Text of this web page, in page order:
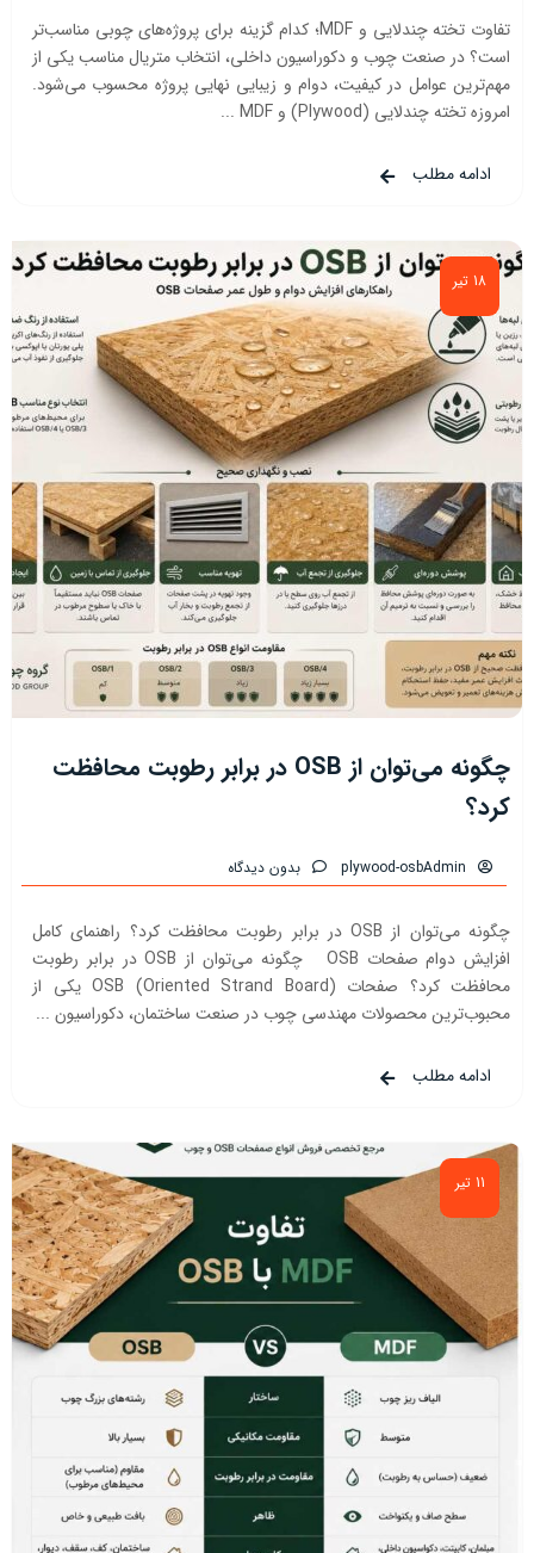
تفاوت تخته چندلایی و MDF؛ کدام گزینه برای پروژه‌های چوبی مناسب‌تر
است؟ در صنعت چوب و دکوراسیون داخلی، انتخاب متریال مناسب یکی از
مهم‌ترین عوامل در کیفیت، دوام و زیبایی نهایی پروژه محسوب می‌شود.
امروزه تخته چندلایی (Plywood) و MDF ...
ادامه مطلب
18 تیر
چگونه می‌توان از OSB در برابر رطوبت محافظت
کرد؟
plywood-osbAdmin بدون دیدگاه
چگونه می‌توان از OSB در برابر رطوبت محافظت کرد؟ راهنمای کامل
افزایش دوام صفحات OSB چگونه می‌توان از OSB در برابر رطوبت
محافظت کرد؟ صفحات OSB (Oriented Strand Board) یکی از
محبوب‌ترین محصولات مهندسی چوب در صنعت ساختمان، دکوراسیون ...
ادامه مطلب
11 تیر